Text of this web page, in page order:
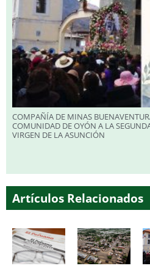
COMPAÑÍA DE MINAS
COMUNIDAD DE OYÓN A LA
VIRGEN DE LA ASUNCIÓN
Artículos Relacionados